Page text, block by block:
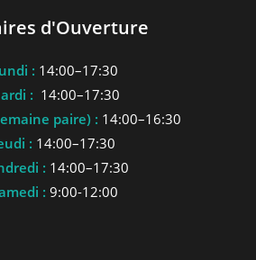
d'Ouverture
: 14:00–17:30
: 14:00–17:30
paire) : 14:00–16:30
: 14:00–17:30
: 14:00–17:30
: 9:00-12:00